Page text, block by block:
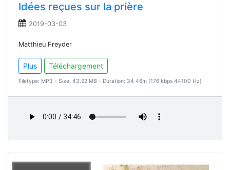
Idées reçues sur la prière
2019-03-03
Matthieu Freyder
Plus Téléchargement
Filetype: MP3 - Size: 43.92 MB - Duration: 34:46m (176 kbps 44100 Hz)